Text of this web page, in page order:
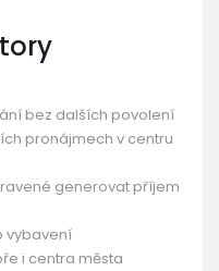
bez dalších povolení
pronájmech v centru
generovat příjem
vybavení
i centra města